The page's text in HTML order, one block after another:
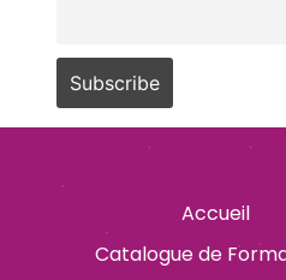
Accueil
Catalogue de